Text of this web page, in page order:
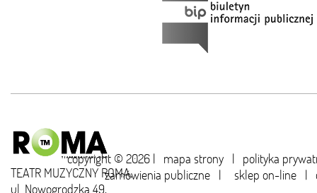
copyright © 2026 | mapa strony | polityka
zamówienia publiczne | sklep on-line |
TEATR MUZYCZNY ROMA,
ul. Nowogrodzka 49,